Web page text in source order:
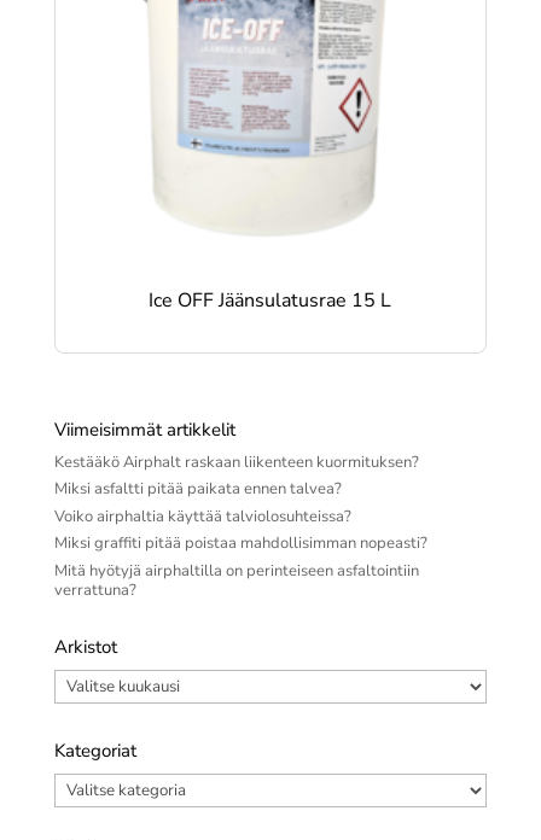
Ice OFF Jäänsulatusrae 15 L
Viimeisimmät artikkelit
Kestääkö Airphalt raskaan liikenteen kuormituksen?
Miksi asfaltti pitää paikata ennen talvea?
Voiko airphaltia käyttää talviolosuhteissa?
Miksi graffiti pitää poistaa mahdollisimman nopeasti?
Mitä hyötyjä airphaltilla on perinteiseen asfaltointiin
verrattuna?
Arkistot
Arkistot
Kategoriat
Kategoriat